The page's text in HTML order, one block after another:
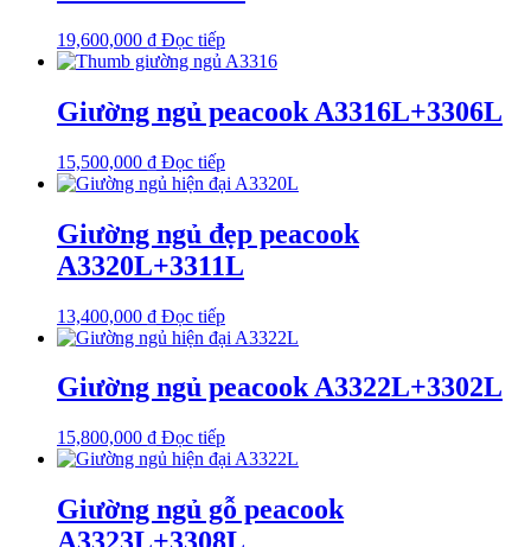
19,600,000 ₫ Đọc tiếp
Giường ngủ peacook A3316L+3306L
15,500,000 ₫ Đọc tiếp
Giường ngủ đẹp peacook
A3320L+3311L
13,400,000 ₫ Đọc tiếp
Giường ngủ peacook A3322L+3302L
15,800,000 ₫ Đọc tiếp
Giường ngủ gỗ peacook